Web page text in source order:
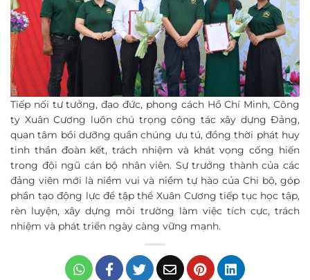
Tiếp nối tư tưởng, đạo đức, phong cách Hồ Chí Minh, Công
ty Xuân Cương luôn chú trọng công tác xây dựng Đảng,
quan tâm bồi dưỡng quần chúng ưu tú, đồng thời phát huy
tinh thần đoàn kết, trách nhiệm và khát vọng cống hiến
trong đội ngũ cán bộ nhân viên. Sự trưởng thành của các
đảng viên mới là niềm vui và niềm tự hào của Chi bộ, góp
phần tạo động lực để tập thể Xuân Cương tiếp tục học tập,
rèn luyện, xây dựng môi trường làm việc tích cực, trách
nhiệm và phát triển ngày càng vững mạnh.